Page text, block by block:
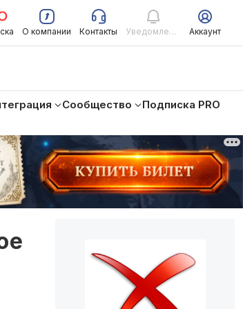
О компании Контакты Уведомления Аккаунт
Сообщество
Подписка PRO